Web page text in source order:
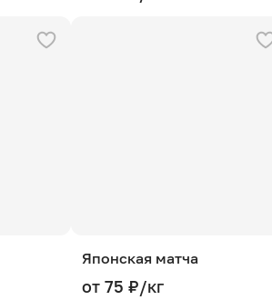
Японская матча
от 75 ₽/кг